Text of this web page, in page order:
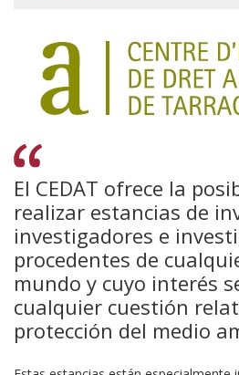
El CEDAT ofrece la
realizar estancias de
investigadores e
procedentes de
mundo y cuyo interés
cualquier cuestión
protección del medio